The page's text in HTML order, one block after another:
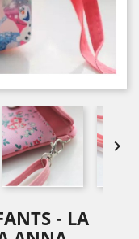

- LA